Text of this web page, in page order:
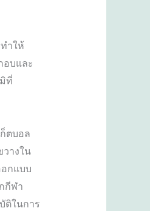
ำให้
อบและ
ที่
ตบอล
างใน
กแบบ
กีฬา
ติในการ